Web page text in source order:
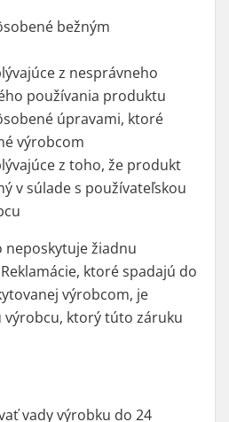
bežným
z nesprávneho
používania produktu
úpravami, ktoré
výrobcom
z toho, že produkt
v súlade s používateľskou
neposkytuje žiadnu
ktoré spadajú do
výrobcom, je
ktorý túto záruku
vady výrobku do 24